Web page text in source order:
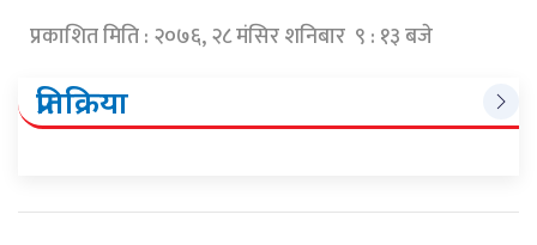
प्रकाशित मिति : २०७६, २८ मंसिर शनिबार ९ : १३ बजे
प्रतिक्रिया